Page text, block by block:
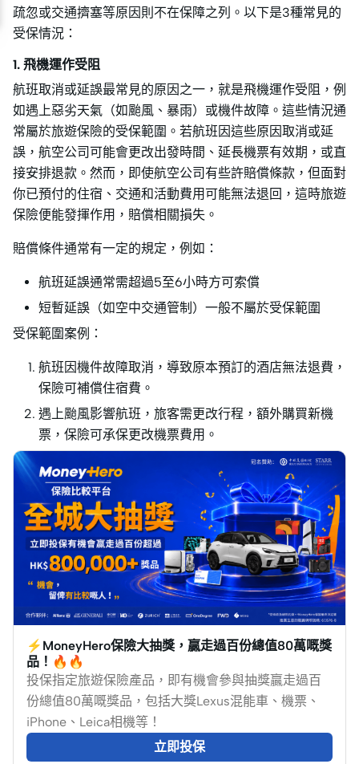
疏忽或交通擠塞等原因則不在保障之列。以下是3種常見的
受保情況：
1. 飛機運作受阻
航班取消或延誤最常見的原因之一，就是飛機運作受阻，例
如遇上惡劣天氣（如颱風、暴雨）或機件故障。這些情況通
常屬於旅遊保險的受保範圍。若航班因這些原因取消或延
誤，航空公司可能會更改出發時間、延長機票有效期，或直
接安排退款。然而，即使航空公司有些許賠償條款，但面對
你已預付的住宿、交通和活動費用可能無法退回，這時旅遊
保險便能發揮作用，賠償相關損失。
賠償條件通常有一定的規定，例如：
航班延誤通常需超過5至6小時方可索償
短暫延誤（如空中交通管制）一般不屬於受保範圍
受保範圍案例：
航班因機件故障取消，導致原本預訂的酒店無法退費，
保險可補償住宿費。
遇上颱風影響航班，旅客需更改行程，額外購買新機
票，保險可承保更改機票費用。
⚡MoneyHero保險大抽獎，贏走過百份總值80萬嘅獎
品！🔥🔥
投保指定旅遊保險產品，即有機會參與抽獎贏走過百
份總值80萬嘅獎品，包括大獎Lexus混能車、機票、
iPhone、Leica相機等！
立即投保